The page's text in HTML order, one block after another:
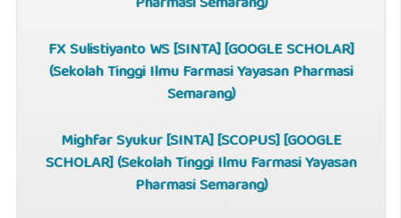
FX Sulistiyanto WS [SINTA] [GOOGLE SCHOLAR]
(Sekolah Tinggi Ilmu Farmasi Yayasan Pharmasi
Semarang)
Mighfar Syukur [SINTA] [SCOPUS] [GOOGLE
SCHOLAR] (Sekolah Tinggi Ilmu Farmasi Yayasan
Pharmasi Semarang)